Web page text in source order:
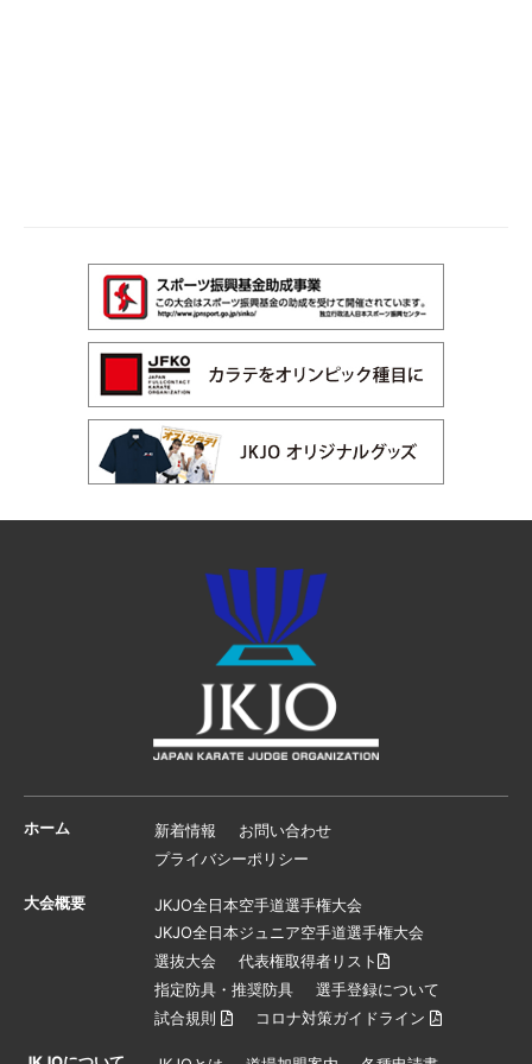
ホーム 新着情報
お問い合わせ
プライバシーポリシー
大会概要
JKJO全日本空手道選手権大会
JKJO全日本ジュニア空手道選手権大会
選抜大会
代表権取得者リスト
指定防具・推奨防具
選手登録について
試合規則
コロナ対策ガイドライン